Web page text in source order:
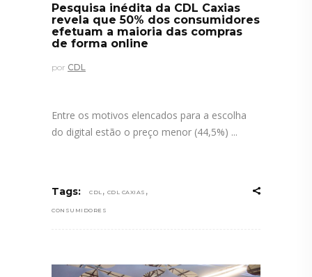
Pesquisa inédita da CDL Caxias
revela que 50% dos consumidores
efetuam a maioria das compras
de forma online
por CDL
Entre os motivos elencados para a escolha
do digital estão o preço menor (44,5%)
Tags: CDL , CDL CAXIAS ,
CONSUMIDORES